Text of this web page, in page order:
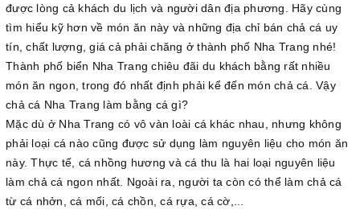
được lòng cả khách du lịch và người dân địa phương. Hãy cùng
tìm hiểu kỹ hơn về món ăn này và những địa chỉ bán chả cá uy
tín, chất lượng, giá cả phải chăng ở thành phố Nha Trang nhé!
Thành phố biển Nha Trang chiêu đãi du khách bằng rất nhiều
món ăn ngon, trong đó nhất định phải kể đến món chả cá. Vậy
chả cá Nha Trang làm bằng cá gì?
Mặc dù ở Nha Trang có vô vàn loài cá khác nhau, nhưng không
phải loại cá nào cũng được sử dụng làm nguyên liệu cho món ăn
này. Thực tế, cá nhồng hương và cá thu là hai loại nguyên liệu
làm chả cá ngon nhất. Ngoài ra, người ta còn có thể làm chả cá
từ cá nhởn, cá mối, cá chồn, cá rựa, cá cờ,...